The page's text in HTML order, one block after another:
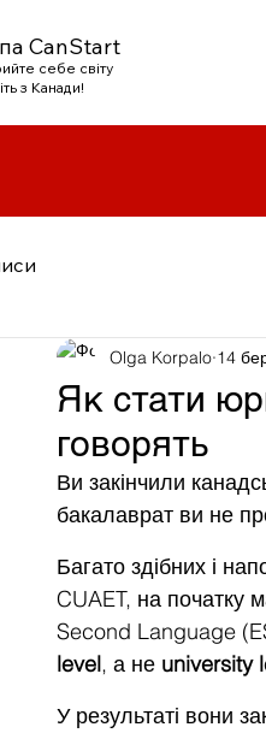
CanStart
себе світу
з Канади!
Як стати
говорять
Olga Korpalo 14
Ви закінчили
бакалаврат ви не
Багато здібних і
CUAET, на початку
Second Language
level, а не university
У результаті вони